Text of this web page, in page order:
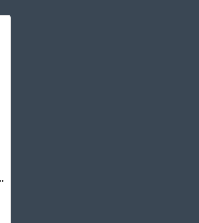
Atomizer Camı